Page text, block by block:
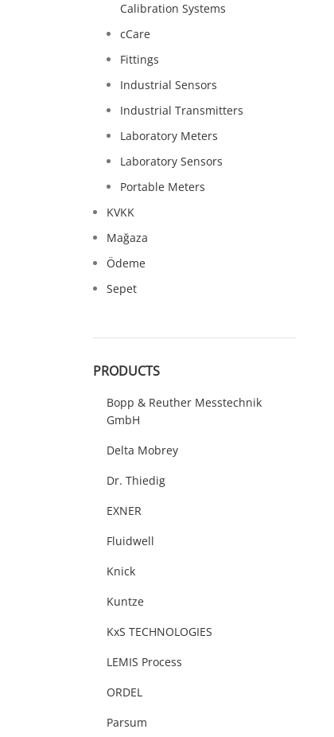
Calibration Systems
cCare
Fittings
Industrial Sensors
Industrial Transmitters
Laboratory Meters
Laboratory Sensors
Portable Meters
KVKK
Mağaza
Ödeme
Sepet
PRODUCTS
Bopp & Reuther Messtechnik
GmbH
Delta Mobrey
Dr. Thiedig
EXNER
Fluidwell
Knick
Kuntze
KxS TECHNOLOGIES
LEMIS Process
ORDEL
Parsum